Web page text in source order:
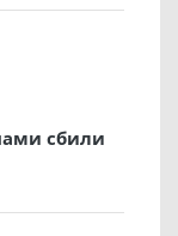
сбили